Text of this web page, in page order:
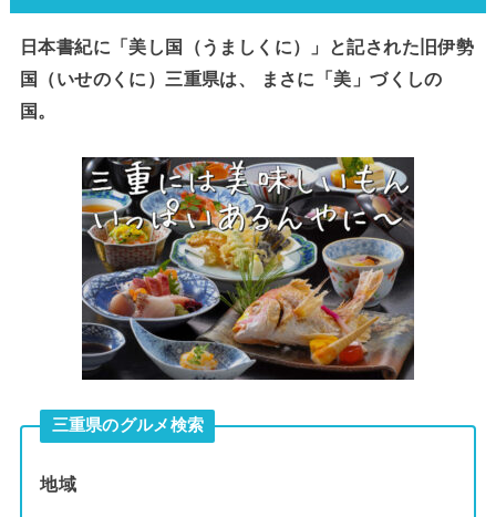
日本書紀に「美し国（うましくに）」と記された旧伊勢
国（いせのくに）三重県は、 まさに「美」づくしの
国。
三重県のグルメ検索
地域